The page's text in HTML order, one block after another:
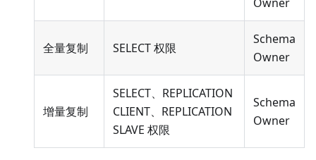
全量复制 SELECT 权限
Schema
Owner
增量复制
SELECT、REPLICATION
CLIENT、REPLICATION
SLAVE 权限
Schema
Owner